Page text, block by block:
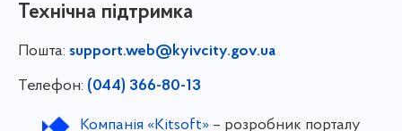
Технічна підтримка
Пошта: support.web@kyivcity.gov.ua
Телефон: (044) 366-80-13
Компанія «Kitsoft»– розробник порталу